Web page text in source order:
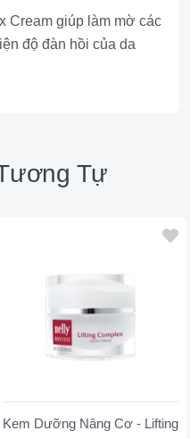
Cream giúp làm mờ các
độ đàn hồi của da
Tự
Kem Dưỡng Nâng Cơ - Lifting